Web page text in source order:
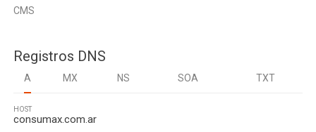
CMS
Registros DNS
A MX NS SOA TXT
HOST
consumax.com.ar